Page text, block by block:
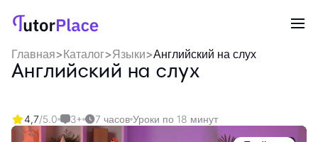
Главная>Каталог>Языки>Английский на слух
Английский на слух
4,7/5.0 3+ 7 часов Уроки по 18 минут